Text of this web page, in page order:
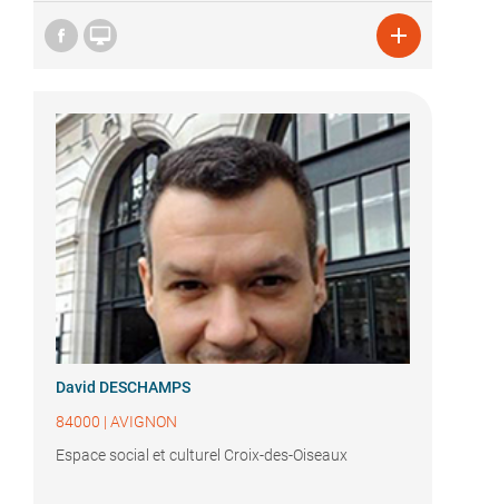
 
David DESCHAMPS
84000 | AVIGNON
Espace social et culturel Croix-des-Oiseaux